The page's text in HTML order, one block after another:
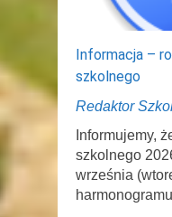
Informacja –
szkolnego
Redaktor
Informujemy,
szkolnego
września